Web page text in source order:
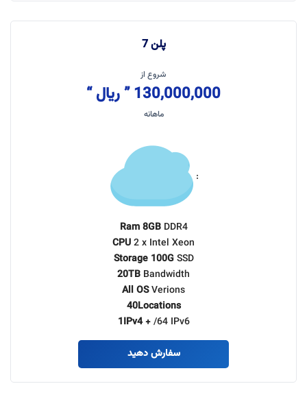
پلن 7
شروع از
130,000,000 ” ریال “
ماهانه
:
Ram 8GB DDR4
CPU2 x Intel Xeon
Storage 100GSSD
20TB Bandwidth
All OSVerions
40Locations
1IPv4 +/64 IPv6
سفارش دهید